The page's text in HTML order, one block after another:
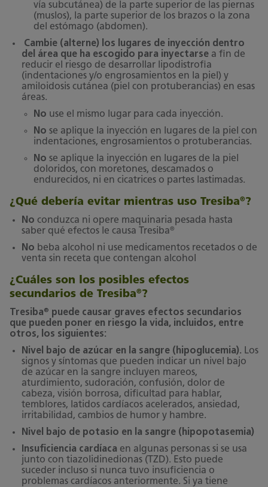
vía subcutánea) de la parte superior de las piernas
(muslos), la parte superior de los brazos o la zona
del estómago (abdomen).
Cambie (alterne) los lugares de inyección dentro
del área que ha escogido para inyectarse a fin de
reducir el riesgo de desarrollar lipodistrofia
(indentaciones y/o engrosamientos en la piel) y
amiloidosis cutánea (piel con protuberancias) en esas
áreas.
No use el mismo lugar para cada inyección.
No se aplique la inyección en lugares de la piel con
indentaciones, engrosamientos o protuberancias.
No se aplique la inyección en lugares de la piel
doloridos, con moretones, descamados o
endurecidos, ni en cicatrices o partes lastimadas.
¿Qué debería evitar mientras uso Tresiba®?
No conduzca ni opere maquinaria pesada hasta
saber qué efectos le causa Tresiba®
No beba alcohol ni use medicamentos recetados o de
venta sin receta que contengan alcohol
¿Cuáles son los posibles efectos
secundarios de Tresiba®?
Tresiba ®
puede causar graves efectos secundarios
que pueden poner en riesgo la vida, incluidos, entre
otros, los siguientes:
Nivel bajo de azúcar en la sangre (hipoglucemia). Los
signos y síntomas que pueden indicar un nivel bajo
de azúcar en la sangre incluyen mareos,
aturdimiento, sudoración, confusión, dolor de
cabeza, visión borrosa, dificultad para hablar,
temblores, latidos cardíacos acelerados, ansiedad,
irritabilidad, cambios de humor y hambre.
Nivel bajo de potasio en la sangre (hipopotasemia)
Insuficiencia cardíaca en algunas personas si se usa
junto con tiazolidinedionas (TZD). Esto puede
suceder incluso si nunca tuvo insuficiencia o
problemas cardíacos anteriormente. Si ya tiene